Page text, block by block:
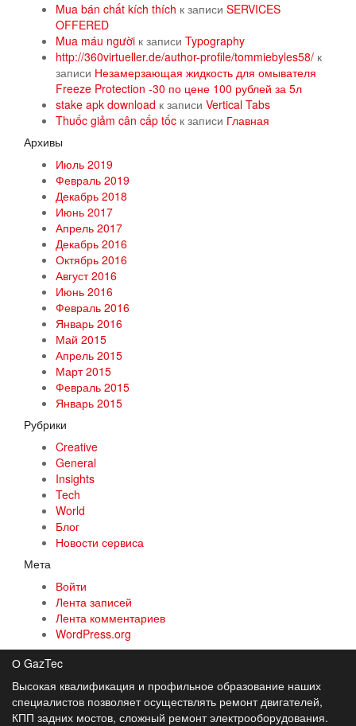
Mua bán chất kích thích к записи SERVICES
OFFERED
Mua máu người к записи Typography
http://360virtueller.de/author-profile/tommiebyles58/ к
записи Незамерзающая жидкость для омывателя
Freeze Protection -30 по цене 100 рублей за 5л
stake apk download к записи Vertical Tabs
Thuốc giảm cân cấp tốc к записи Главная
Архивы
Июль 2019
Февраль 2019
Декабрь 2018
Июнь 2017
Апрель 2017
Декабрь 2016
Октябрь 2016
Август 2016
Июнь 2016
Февраль 2016
Январь 2016
Май 2015
Апрель 2015
Март 2015
Февраль 2015
Январь 2015
Рубрики
Creative
General
Insights
Tech
World
Блог
Новости сервиса
Мета
Войти
Лента записей
Лента комментариев
WordPress.org
О GazTec
Высокая квалификация и профильное образование наших
специалистов позволяет осуществлять ремонт двигателей,
КПП задних мостов, сложный ремонт электрооборудования.